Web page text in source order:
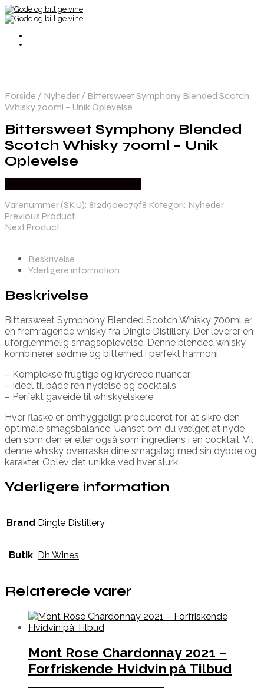
Forside / Nyheder / Bittersweet Symphony Blended Scotch
Whisky 700ml – Unik Oplevelse
Bittersweet Symphony Blended
Scotch Whisky 700ml – Unik
Oplevelse
Varenummer (SKU): 812d90ec79f8 Kategori: Nyheder
Previous Product
Next Product
Beskrivelse
Yderligere information
Beskrivelse
Bittersweet Symphony Blended Scotch Whisky 700ml er
en fremragende whisky fra Dingle Distillery. Der leverer en
uforglemmelig smagsoplevelse. Denne blended whisky
kombinerer sødme og bitterhed i perfekt harmoni.
– Komplekse frugtige og krydrede nuancer
– Ideel til både ren nydelse og cocktails
– Perfekt gaveidé til whiskyelskere
Hver flaske er omhyggeligt produceret for, at sikre den
optimale smagsbalance. Uanset om du vælger, at nyde
den som den er eller også som ingrediens i en cocktail. Vil
denne whisky overraske dine smagsløg med sin dybde og
karakter. Oplev det unikke ved hver slurk.
Yderligere information
Brand Dingle Distillery
Butik Dh Wines
Relaterede varer
Mont Rose Chardonnay 2021 –
Forfriskende Hvidvin på Tilbud